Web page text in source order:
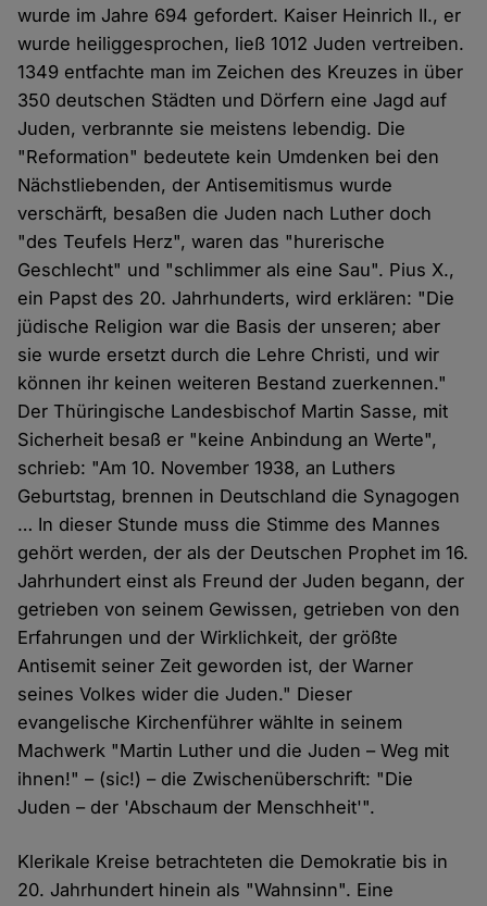
wurde im Jahre 694 gefordert. Kaiser Heinrich II., er
wurde heiliggesprochen, ließ 1012 Juden vertreiben.
1349 entfachte man im Zeichen des Kreuzes in über
350 deutschen Städten und Dörfern eine Jagd auf
Juden, verbrannte sie meistens lebendig. Die
"Reformation" bedeutete kein Umdenken bei den
Nächstliebenden, der Antisemitismus wurde
verschärft, besaßen die Juden nach Luther doch
"des Teufels Herz", waren das "hurerische
Geschlecht" und "schlimmer als eine Sau". Pius X.,
ein Papst des 20. Jahrhunderts, wird erklären: "Die
jüdische Religion war die Basis der unseren; aber
sie wurde ersetzt durch die Lehre Christi, und wir
können ihr keinen weiteren Bestand zuerkennen."
Der Thüringische Landesbischof Martin Sasse, mit
Sicherheit besaß er "keine Anbindung an Werte",
schrieb: "Am 10. November 1938, an Luthers
Geburtstag, brennen in Deutschland die Synagogen
… In dieser Stunde muss die Stimme des Mannes
gehört werden, der als der Deutschen Prophet im 16.
Jahrhundert einst als Freund der Juden begann, der
getrieben von seinem Gewissen, getrieben von den
Erfahrungen und der Wirklichkeit, der größte
Antisemit seiner Zeit geworden ist, der Warner
seines Volkes wider die Juden." Dieser
evangelische Kirchenführer wählte in seinem
Machwerk "Martin Luther und die Juden – Weg mit
ihnen!" – (sic!) – die Zwischenüberschrift: "Die
Juden – der 'Abschaum der Menschheit'".
Klerikale Kreise betrachteten die Demokratie bis in
20. Jahrhundert hinein als "Wahnsinn". Eine